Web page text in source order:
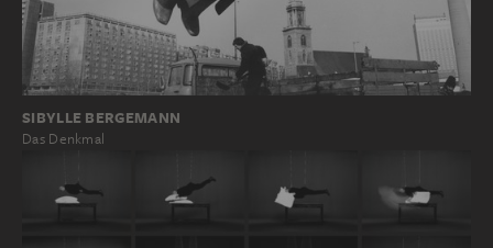
SIBYLLE BERGEMANN
Das Denkmal